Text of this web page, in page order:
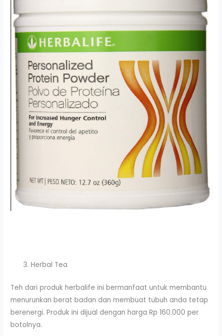
Herbal Tea
Teh dari produk herbalife ini bermanfaat untuk membantu
menurunkan berat badan dan membuat tubuh anda tetap
berenergi. Produk ini dijual dengan harga Rp 160.000 per
botolnya.